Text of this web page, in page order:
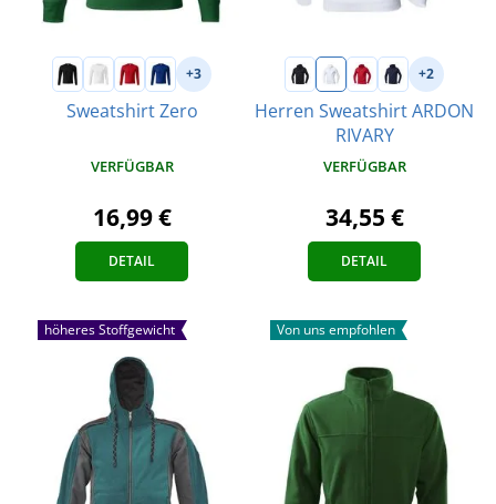
+3
Sweatshirt Zero
VERFÜGBAR
16,99 €
DETAIL
+2
Herren Sweatshirt ARDON
RIVARY
VERFÜGBAR
34,55 €
DETAIL
höheres Stoffgewicht Von uns empfohlen